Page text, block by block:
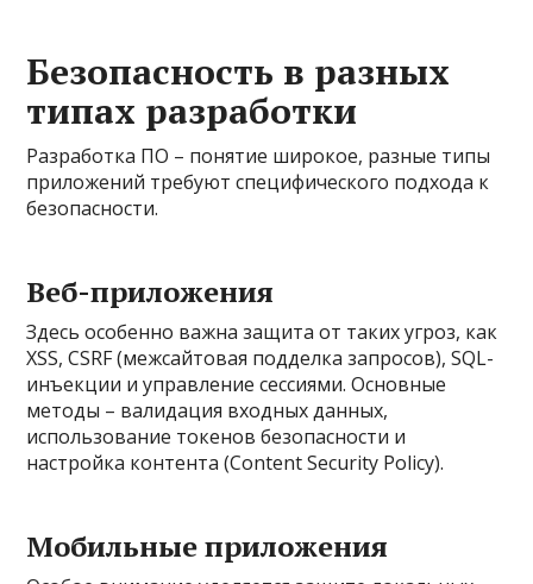
Безопасность в разных
типах разработки
Разработка ПО – понятие широкое, разные типы
приложений требуют специфического подхода к
безопасности.
Веб-приложения
Здесь особенно важна защита от таких угроз, как
XSS, CSRF (межсайтовая подделка запросов), SQL-
инъекции и управление сессиями. Основные
методы – валидация входных данных,
использование токенов безопасности и
настройка контента (Content Security Policy).
Мобильные приложения